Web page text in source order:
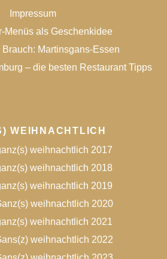
Impressum
Menüs als Geschenkidee
Martinsgans-Essen
– die besten Restaurant Tipps
WEIHNACHTLICH
weihnachtlich 2017
weihnachtlich 2018
weihnachtlich 2019
weihnachtlich 2020
weihnachtlich 2021
weihnachtlich 2022